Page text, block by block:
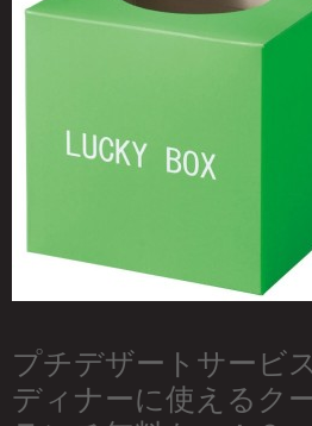
プチデザートサービ
ディナーに使えるク